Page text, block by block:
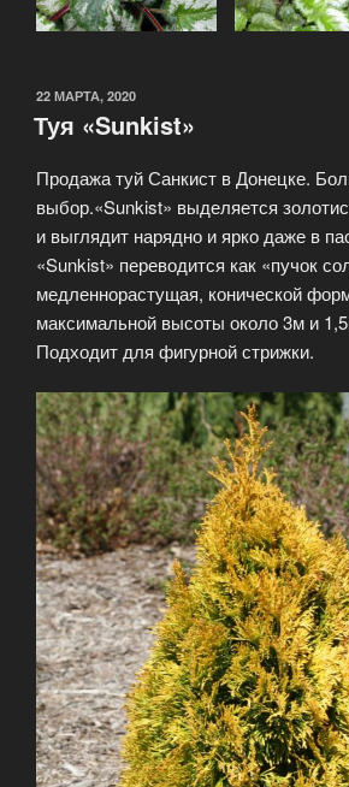
ОПУБЛИКОВАНО
22 МАРТА, 2020
Туя «Sunkist»
Продажа туй Санкист в Донецке.
выбор.«Sunkist» выделяется
и выглядит нарядно и ярко даже в
«Sunkist» переводится как «пучок
медленнорастущая, конической
максимальной высоты около 3м и
Подходит для фигурной стрижки.